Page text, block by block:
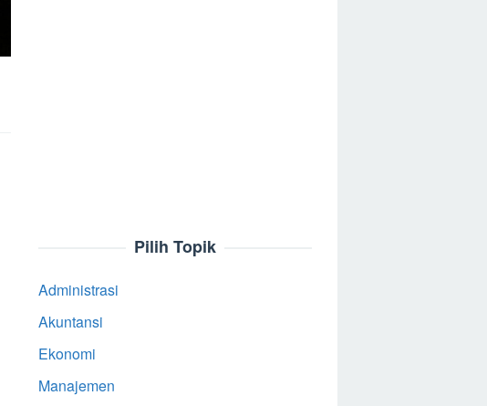
Pilih Topik
Administrasi
Akuntansi
Ekonomi
Manajemen